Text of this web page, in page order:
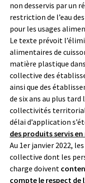
non desservis par un
restriction de l’eau
pour les usages
Le texte prévoit
alimentaires de
matière plastique
collective des
ainsi que des
de six ans au plus tard
collectivités
délai d’application
des produits servis
Au 1er janvier 2022,
collective dont les
charge doivent
compte le respect de